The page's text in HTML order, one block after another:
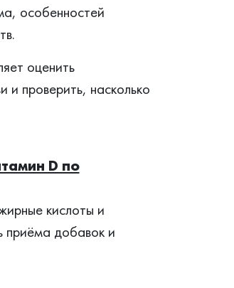
особенностей
оценить
проверить, насколько
D по
кислоты и
приёма добавок и